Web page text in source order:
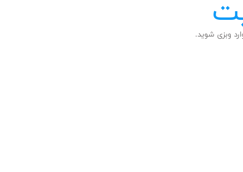
وبزی شوید.